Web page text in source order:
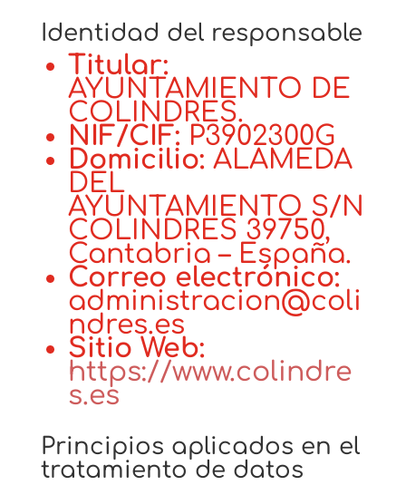
Identidad del responsable
Titular:
AYUNTAMIENTO DE
COLINDRES.
NIF/CIF:P3902300G
Domicilio:ALAMEDA
DEL
AYUNTAMIENTO S/N
COLINDRES 39750,
Cantabria – España.
Correo electrónico:
administracion@coli
ndres.es
Sitio Web:
https://www.colindre
s.es
Principios aplicados en el
tratamiento de datos